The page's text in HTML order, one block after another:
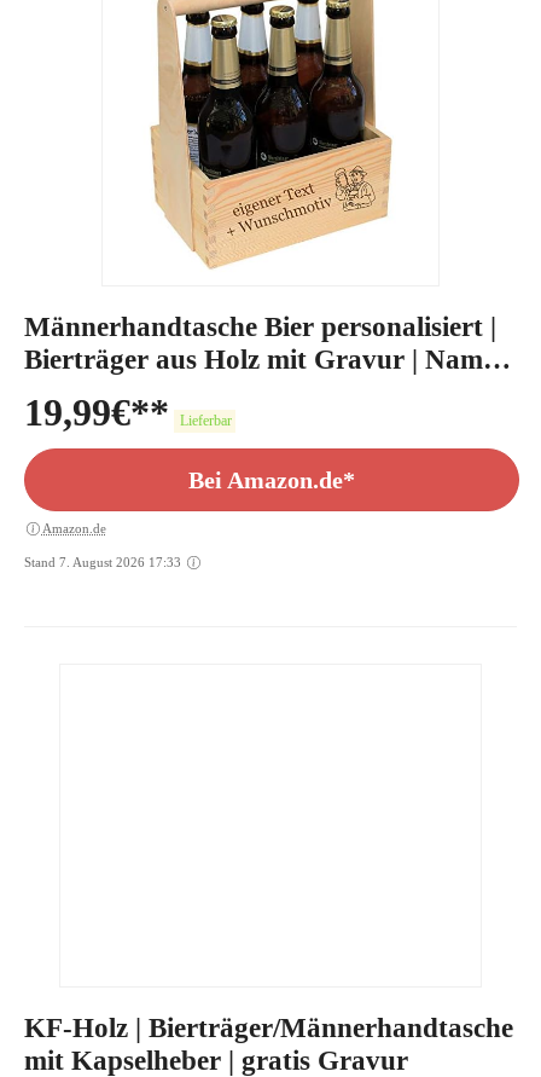
Männerhandtasche Bier personalisiert |
Bierträger aus Holz mit Gravur | Name
Spruch Motiv
19,99€ Lieferbar
Bei Amazon.de*
Amazon.de
Stand 7. August 2026 17:33
KF-Holz | Bierträger/Männerhandtasche
mit Kapselheber | gratis Gravur